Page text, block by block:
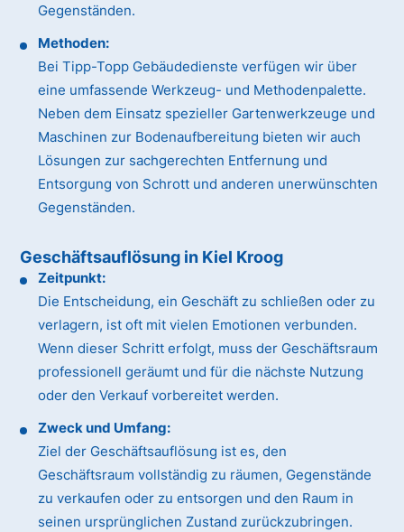
Gegenständen.
Methoden:
Bei Tipp-Topp Gebäudedienste verfügen wir über
eine umfassende Werkzeug- und Methodenpalette.
Neben dem Einsatz spezieller Gartenwerkzeuge und
Maschinen zur Bodenaufbereitung bieten wir auch
Lösungen zur sachgerechten Entfernung und
Entsorgung von Schrott und anderen unerwünschten
Gegenständen.
Geschäftsauflösung in Kiel Kroog
Zeitpunkt:
Die Entscheidung, ein Geschäft zu schließen oder zu
verlagern, ist oft mit vielen Emotionen verbunden.
Wenn dieser Schritt erfolgt, muss der Geschäftsraum
professionell geräumt und für die nächste Nutzung
oder den Verkauf vorbereitet werden.
Zweck und Umfang:
Ziel der Geschäftsauflösung ist es, den
Geschäftsraum vollständig zu räumen, Gegenstände
zu verkaufen oder zu entsorgen und den Raum in
seinen ursprünglichen Zustand zurückzubringen.